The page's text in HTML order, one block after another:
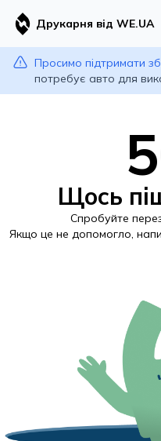
Друкарня від WE.UA
Просимо підтримати
потребує авто для
Щось
Спробуйте
Якщо це не допомогло,